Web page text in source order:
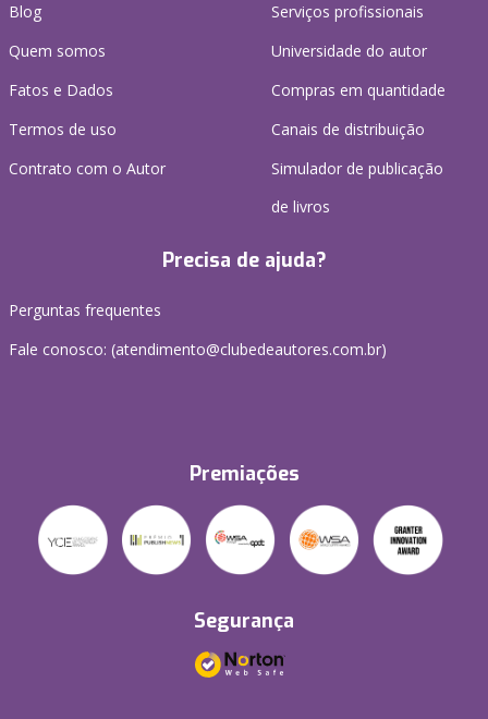
Blog
Quem somos
Fatos e Dados
Termos de uso
Contrato com o Autor
Serviços profissionais
Universidade do autor
Compras em quantidade
Canais de distribuição
Simulador de publicação
de livros
Precisa de ajuda?
Perguntas frequentes
Fale conosco: (atendimento@clubedeautores.com.br)
Premiações
Segurança